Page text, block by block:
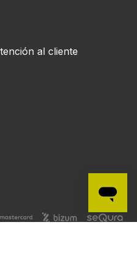
al cliente